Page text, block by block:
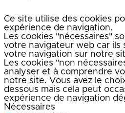
Ce site utilise des cookies
expérience de navigation.
Les cookies "nécessaires"
votre navigateur web car ils
votre navigation sur notre
Les cookies "non
analyser et à comprendre
notre site. Vous avez le
dessous mais cela peut
expérience de navigation
Nécessaires